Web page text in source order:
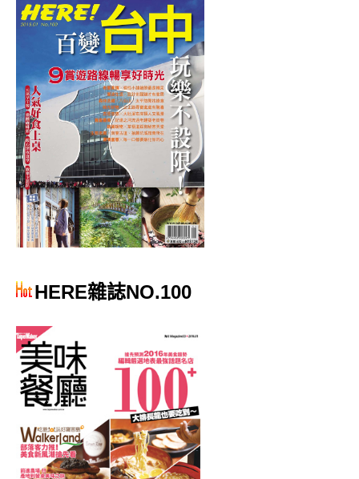
HERE雜誌NO.100